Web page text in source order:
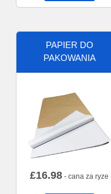
PAPIER DO
PAKOWANIA
£16.98 - cana za ryze